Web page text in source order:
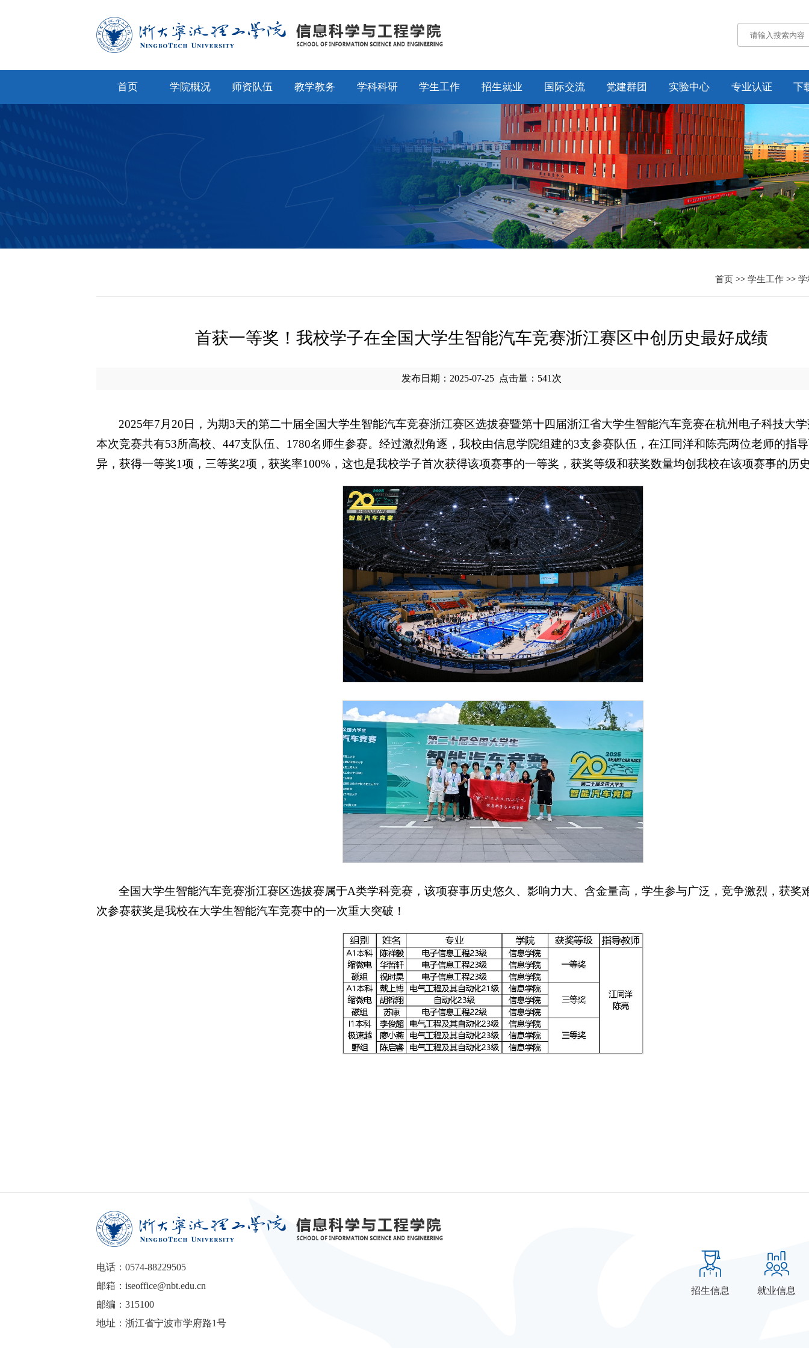
首页 学院概况 师资队伍 教学教务
专业设置
学科科研
通知公告
科研动态
学生工作
学工动态
学科竞赛
招生就业
招生工作
就业工作
校友工作
国际交流
通知公告
交流动态
合作项目
党建群团
通知公告
党务工作
工会工作
纪委工作
实验中心 专业认证
认证概况
工作动态
培养方案
规章制度
下
资
首页 >> 学生工作 >> 学
首获一等奖！我校学子在全国大学生智能汽车竞赛浙江赛区中创历史最好成绩
发布日期：2025-07-25 点击量： 541 次
2025年7月20日，为期3天的第二十届全国大学生智能汽车竞赛浙江赛区选拔赛暨第十四届浙江省大学生智能汽车竞赛在杭州电子科技大
本次竞赛共有53所高校、447支队伍、1780名师生参赛。经过激烈角逐，我校由信息学院组建的3支参赛队伍，在江同洋和陈亮两位老师的指
异，获得一等奖1项，三等奖2项，获奖率100%，这也是我校学子首次获得该项赛事的一等奖，获奖等级和获奖数量均创我校在该项赛事的历
全国大学生智能汽车竞赛浙江赛区选拔赛属于A类学科竞赛，该项赛事历史悠久、影响力大、含金量高，学生参与广泛，竞争激烈，获奖
次参赛获奖是我校在大学生智能汽车竞赛中的一次重大突破！
电话：0574-88229505
邮箱：iseoffice@nbt.edu.cn
邮编：315100
地址：浙江省宁波市学府路1号
招生信息 就业信息